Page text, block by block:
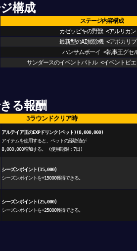
構成
ステージ内容構成
カゼッピキの野獣 <アルリカン
最新型のAI掃除機 <アポカリプ
ハンサムボーイ <執事王グセ
サンダースのイベントバトル <イベントピ
る報酬
3ラウンドクリア時
アルテイア王のEXPドリンク(ペット)(8,000,000)
アイテムを使用すると、ペットの経験値が
8,000,000増加する。 (使用期限：7日)
シーズンポイント(15,000)
シーズンポイントを+15000獲得できる。
シーズンポイント(25,000)
シーズンポイントを+25000獲得できる。